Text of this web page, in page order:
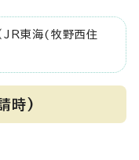
JR東海(牧野西住
時)